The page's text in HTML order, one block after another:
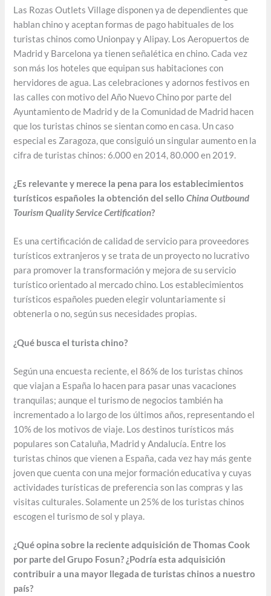
Las Rozas Outlets Village disponen ya de dependientes que
hablan chino y aceptan formas de pago habituales de los
turistas chinos como Unionpay y Alipay. Los Aeropuertos de
Madrid y Barcelona ya tienen señalética en chino. Cada vez
son más los hoteles que equipan sus habitaciones con
hervidores de agua. Las celebraciones y adornos festivos en
las calles con motivo del Año Nuevo Chino por parte del
Ayuntamiento de Madrid y de la Comunidad de Madrid hacen
que los turistas chinos se sientan como en casa. Un caso
especial es Zaragoza, que consiguió un singular aumento en la
cifra de turistas chinos: 6.000 en 2014, 80.000 en 2019.
¿Es relevante y merece la pena para los establecimientos
turísticos españoles la obtención del selloChina Outbound
Tourism Quality Service Certification?
Es una certificación de calidad de servicio para proveedores
turísticos extranjeros y se trata de un proyecto no lucrativo
para promover la transformación y mejora de su servicio
turístico orientado al mercado chino. Los establecimientos
turísticos españoles pueden elegir voluntariamente si
obtenerla o no, según sus necesidades propias.
¿Qué busca el turista chino?
Según una encuesta reciente, el 86% de los turistas chinos
que viajan a España lo hacen para pasar unas vacaciones
tranquilas; aunque el turismo de negocios también ha
incrementado a lo largo de los últimos años, representando el
10% de los motivos de viaje. Los destinos turísticos más
populares son Cataluña, Madrid y Andalucía. Entre los
turistas chinos que vienen a España, cada vez hay más gente
joven que cuenta con una mejor formación educativa y cuyas
actividades turísticas de preferencia son las compras y las
visitas culturales. Solamente un 25% de los turistas chinos
escogen el turismo de sol y playa.
¿Qué opina sobre la reciente adquisición de Thomas Cook
por parte del Grupo Fosun? ¿Podría esta adquisición
contribuir a una mayor llegada de turistas chinos a nuestro
país?